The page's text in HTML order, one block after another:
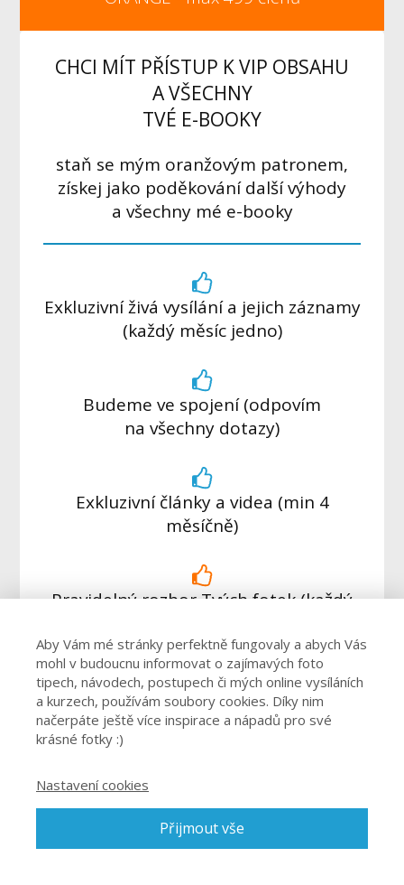
CHCI MÍT PŘÍSTUP K VIP OBSAHU
A VŠECHNY
TVÉ E-BOOKY
staň se mým oranžovým patronem,
získej jako poděkování další výhody
a všechny mé e-booky
Exkluzivní živá vysílání a jejich záznamy
(každý měsíc jedno)
Budeme ve spojení (odpovím
na všechny dotazy)
Exkluzivní články a videa (min 4
měsíčně)
Pravidelný rozbor Tvých fotek (každý
na streamu)
Pomoc s výběrem techniky
(kdykoliv budeš potřebovat)
Všechny mé E-booky
(každý druhý měsíc jeden)
Aby Vám mé stránky perfektně fungovaly a abych Vás
mohl v budoucnu informovat o zajímavých foto
tipech, návodech, postupech či mých online vysíláních
a kurzech, používám soubory cookies. Díky nim
načerpáte ještě více inspirace a nápadů pro své
krásné fotky :)
Nastavení cookies
Přijmout vše